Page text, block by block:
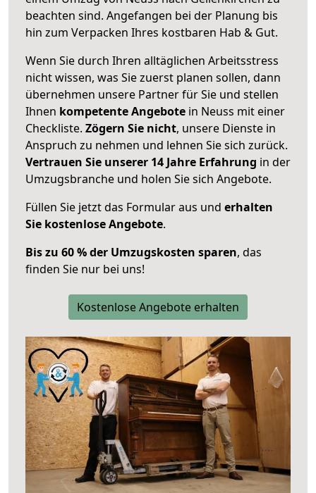
beachten sind. Angefangen bei der Planung bis
hin zum Verpacken Ihres kostbaren Hab & Gut.
Wenn Sie durch Ihren alltäglichen Arbeitsstress
nicht wissen, was Sie zuerst planen sollen, dann
übernehmen unsere Partner für Sie und stellen
Ihnen kompetente Angebote in Neuss mit einer
Checkliste. Zögern Sie nicht, unsere Dienste in
Anspruch zu nehmen und lehnen Sie sich zurück.
Vertrauen Sie unserer 14 Jahre Erfahrung in der
Umzugsbranche und holen Sie sich Angebote.
Füllen Sie jetzt das Formular aus und erhalten
Sie kostenlose Angebote.
Bis zu 60 % der Umzugskosten sparen, das
finden Sie nur bei uns!
Kostenlose Angebote erhalten